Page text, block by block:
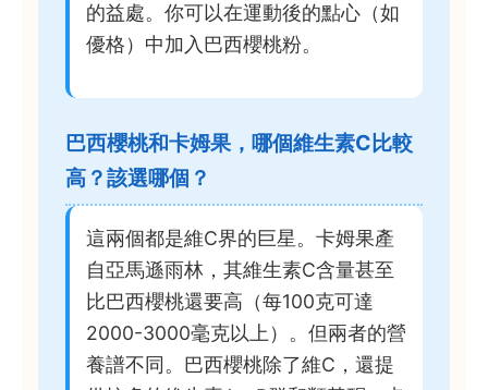
的益處。你可以在運動後的點心（如
優格）中加入巴西櫻桃粉。
巴西櫻桃和卡姆果，哪個維生素C比較
高？該選哪個？
這兩個都是維C界的巨星。卡姆果產
自亞馬遜雨林，其維生素C含量甚至
比巴西櫻桃還要高（每100克可達
2000-3000毫克以上）。但兩者的營
養譜不同。巴西櫻桃除了維C，還提